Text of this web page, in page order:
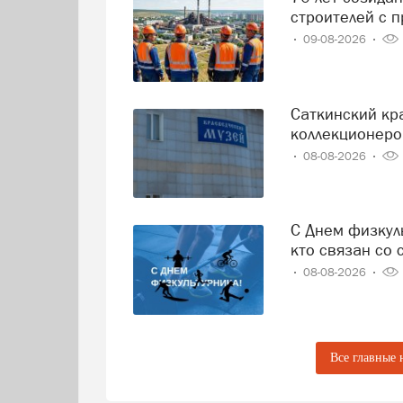
вкладывает силы и талант в развитие
успешными, а результаты —
Изображение: нейросеть
строителей с
09-08-2026
Саткинский краеведческий музей приглашает
08-08-2026
С Днем физкультурника! Сегодня праздник отмечают все,
кто связан со
08-08-2026
Все главные